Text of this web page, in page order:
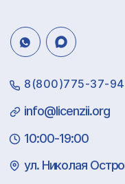
8(800)775-37-94
info@licenzii.org
10:00-19:00
ул. Николая